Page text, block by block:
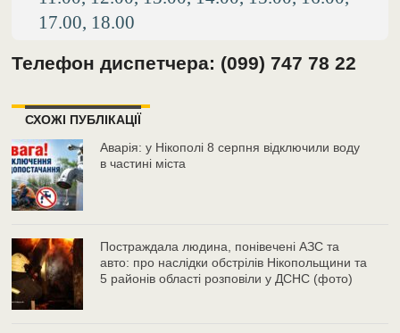
17.00, 18.00
Телефон диспетчера: (099) 747 78 22
СХОЖІ ПУБЛІКАЦІЇ
Аварія: у Нікополі 8 серпня відключили воду
в частині міста
Постраждала людина, понівечені АЗС та
авто: про наслідки обстрілів Нікопольщини та
5 районів області розповіли у ДСНС (фото)